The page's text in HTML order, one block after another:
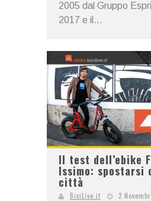
2005 dal Gruppo
2017 e il...
Il test dell’ebike
Issimo: spostarsi
città
BiciLive.it
2